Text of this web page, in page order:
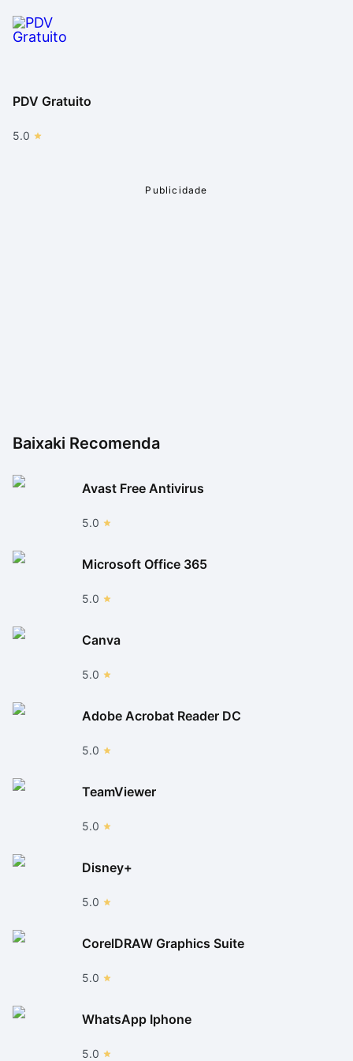
PDV Gratuito
5.0
Baixaki Recomenda
Avast Free Antivirus
5.0
Microsoft Office 365
5.0
Canva
5.0
Adobe Acrobat Reader DC
5.0
TeamViewer
5.0
Disney+
5.0
CorelDRAW Graphics Suite
5.0
WhatsApp Iphone
5.0